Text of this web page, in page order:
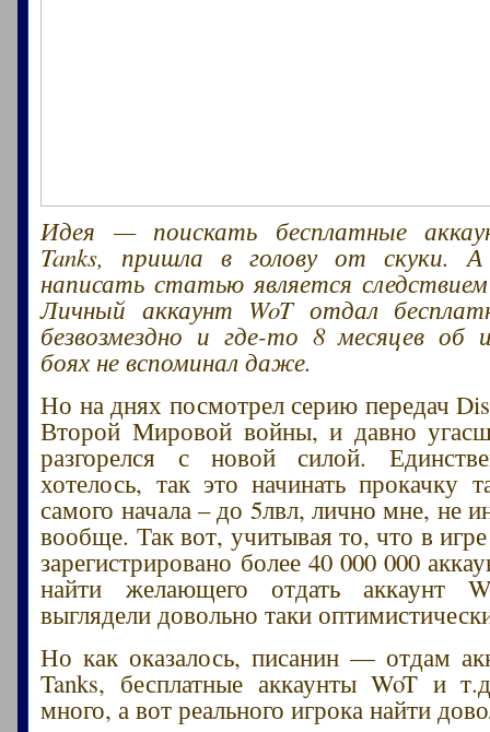
Идея — поискать бесплатные
Tanks, пришла в голову от скуки.
написать статью является
Личный аккаунт WoT отдал
безвозмездно и где-то 8 месяцев об
боях не вспоминал даже.
Но на днях посмотрел серию передач
Второй Мировой войны, и давно
разгорелся с новой силой.
хотелось, так это начинать прокачку
самого начала – до 5лвл, лично мне, не
вообще. Так вот, учитывая то, что в
зарегистрировано более 40 000 000
найти желающего отдать аккаунт
выглядели довольно таки
Но как оказалось, писанин — отдам
Tanks, бесплатные аккаунты WoT и
много, а вот реального игрока найти